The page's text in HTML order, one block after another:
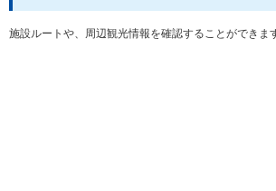
施設ルートや、周辺観光情報を確認することができま